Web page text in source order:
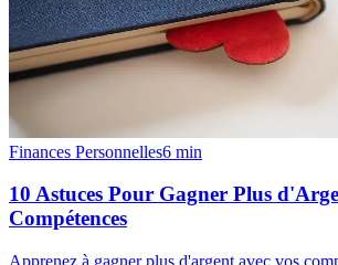
Finances Personnelles6 min
10 Astuces Pour Gagner Plus
Compétences
Apprenez à gagner plus d'argent avec vos